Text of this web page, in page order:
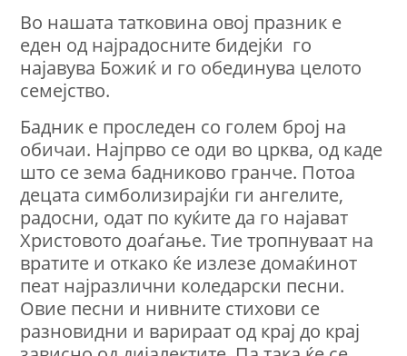
Во нашата татковина овој празник е
еден од најрадосните бидејќи го
најавува Божиќ и го обединува целото
семејство.
Бадник е проследен со голем број на
обичаи. Најпрво се оди во црква, од каде
што се зема бадниково гранче. Потоа
децата симболизирајќи ги ангелите,
радосни, одат по куќите да го најават
Христовото доаѓање. Тие тропнуваат на
вратите и откако ќе излезе домаќинот
пеат најразлични коледарски песни.
Овие песни и нивните стихови се
разновидни и варираат од крај до крај